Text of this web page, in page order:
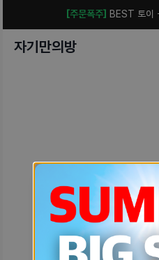
[주문폭주] BEST 토이
자기만의방
예상치